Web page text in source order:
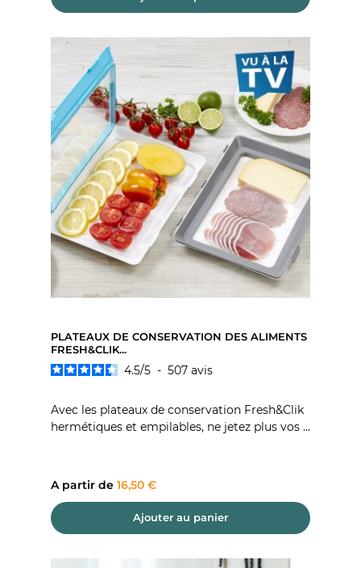
PLATEAUX DE CONSERVATION DES ALIMENTS
FRESH&CLIK...
4.5/5 - 507 avis
Avec les plateaux de conservation Fresh&Clik
hermétiques et empilables, ne jetez plus vos ...
Prix
A partir de 16,50 €
Ajouter au panier